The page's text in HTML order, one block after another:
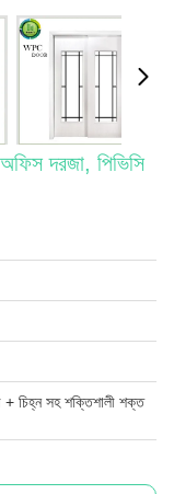
দরজা, পিভিসি
+ চিহ্ন সহ শক্তিশালী শক্ত